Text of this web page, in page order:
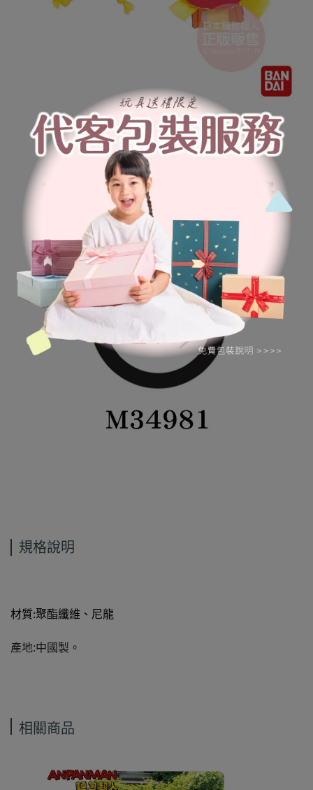
規格說明
材質:聚酯纖維、尼龍
產地:中國製。
相關商品